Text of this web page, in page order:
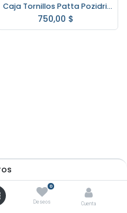
0
Deseos Cuenta
Caja Tornillos Patta Pozidrive 22x45 (5.0x45) 500 un.
750,00 $